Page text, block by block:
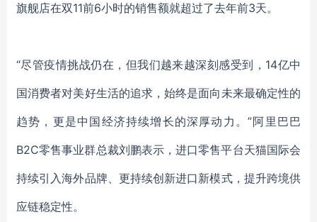
旗舰店在双11前6小时的销售额就超过了去年前3天。
“尽管疫情挑战仍在，但我们越来越深刻感受到， 14亿中
国消费者对美好生活的追求，始终是面向未来最确定性的
趋势，更是中国经济持续增长的深厚动力。”阿里巴巴
B2C零售事业群总裁刘鹏表示，进口零售平台天猫国际会
持续引入海外品牌、 更持续创新进口新模式，提升跨境供
应链稳定性。